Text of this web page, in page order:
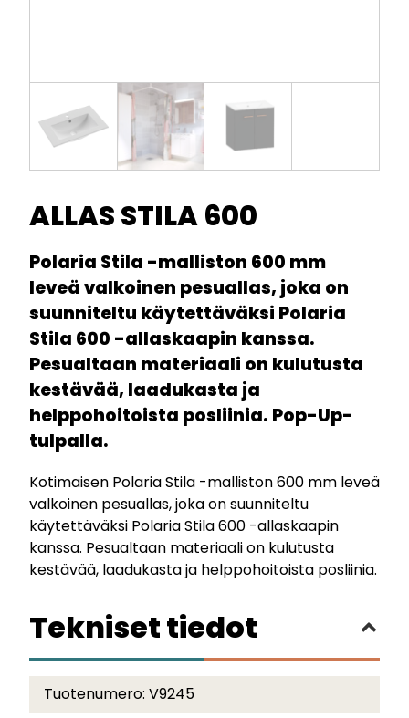
ALLAS STILA 600
Polaria Stila -malliston 600 mm
leveä valkoinen pesuallas, joka on
suunniteltu käytettäväksi Polaria
Stila 600 -allaskaapin kanssa.
Pesualtaan materiaali on kulutusta
kestävää, laadukasta ja
helppohoitoista posliinia. Pop-Up-
tulpalla.
Kotimaisen Polaria Stila -malliston 600 mm leveä
valkoinen pesuallas, joka on suunniteltu
käytettäväksi Polaria Stila 600 -allaskaapin
kanssa. Pesualtaan materiaali on kulutusta
kestävää, laadukasta ja helppohoitoista posliinia.
Tekniset tiedot
Tuotenumero: V9245